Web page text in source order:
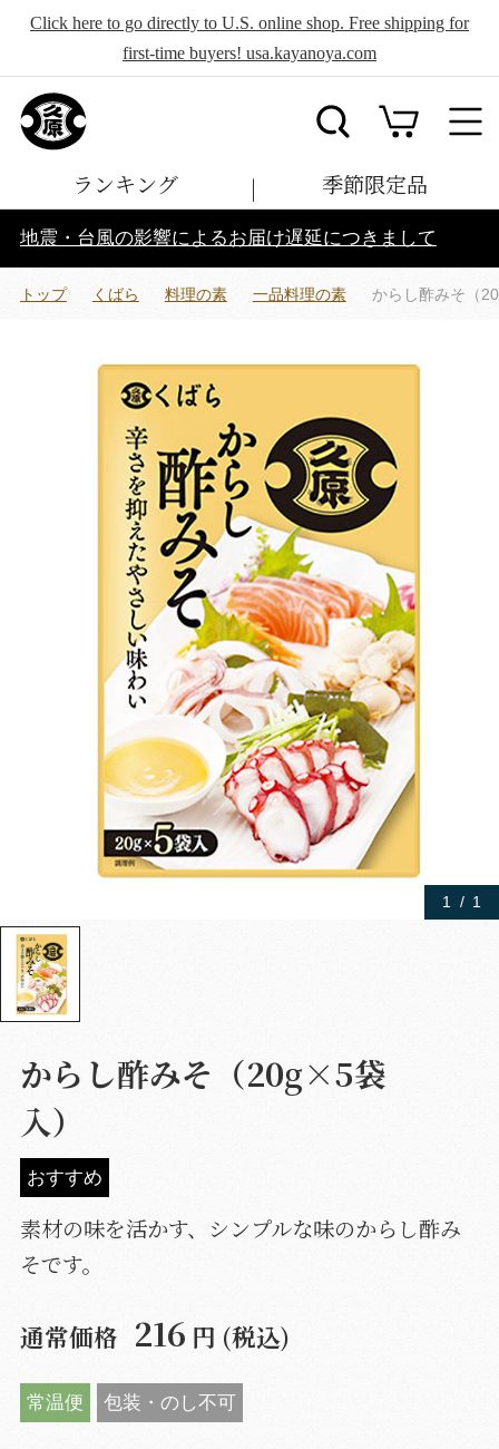
Click here to go directly to U.S. online shop. Free shipping for
first-time buyers! usa.kayanoya.com
ランキング 季節限定品
地震・台風の影響によるお届け遅延につきまして
トップ くばら 料理の素 一品料理の素 からし酢みそ（
1 / 1
からし酢みそ（20g×5袋
入）
おすすめ
素材の味を活かす、シンプルな味のからし酢み
そです。
通常価格 216 円 (税込)
常温便 包装・のし不可